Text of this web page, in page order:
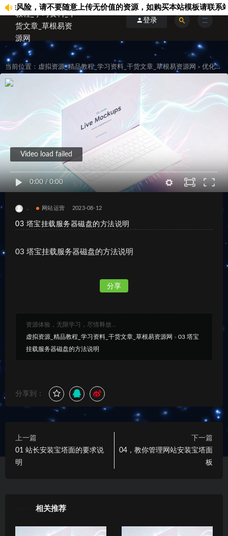
，请不要随意上传无价值的资源，如购买本站模板请联系站内客
登录
当前位置： 虚拟资源_精品教程_学习资料_干货文章_草根易资源网 > 优化运维
0:00 / 0:00
Video load failed
. 网站运营 2023-08-12
03 塔宝挂载服务器磁盘的方法说明
03 塔宝挂载服务器磁盘的方法说明
分享
资源体验，无限学习，尽情释放...
虚拟资源_精品教程_学习资料_干货文章_草根易资源网 » 03 塔宝
挂载服务器磁盘的方法说明
分享到：
上一篇
01 站长安装宝塔面的要求说
明
下一篇
04，教你管理网站安装宝塔面
板
相关推荐